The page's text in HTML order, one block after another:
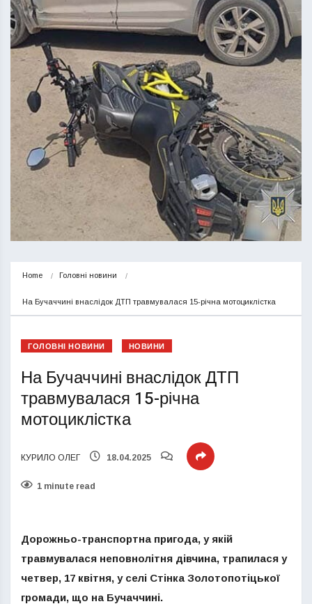
Home Головні новини
На Бучаччині внаслідок ДТП травмувалася 15-річна мотоциклістка
ГОЛОВНІ НОВИНИ НОВИНИ
На Бучаччині внаслідок ДТП
травмувалася 15-річна
мотоциклістка
КУРИЛО ОЛЕГ 18.04.2025
1 minute read
Дорожньо-транспортна пригода, у якій
травмувалася неповнолітня дівчина, трапилася у
четвер, 17 квітня, у селі Стінка Золотопотіцької
громади, що на Бучаччині.